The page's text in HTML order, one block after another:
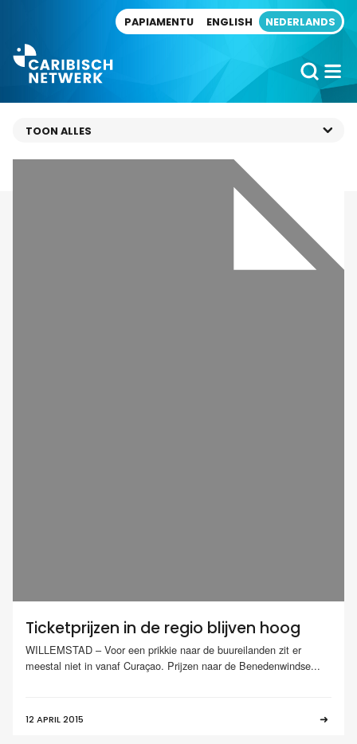
PAPIAMENTU ENGLISH NEDERLANDS
Ticketprijzen in de regio blijven hoog
WILLEMSTAD – Voor een prikkie naar de buureilanden zit er
meestal niet in vanaf Curaçao. Prijzen naar de Benedenwindse...
12 APRIL 2015